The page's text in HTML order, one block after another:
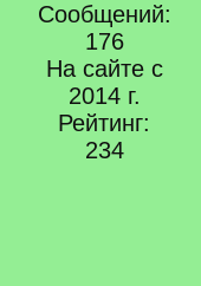
Сообщений:
176
На сайте с
2014 г.
Рейтинг:
234